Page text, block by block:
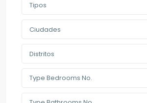
Tipos
Ciudades
Distritos